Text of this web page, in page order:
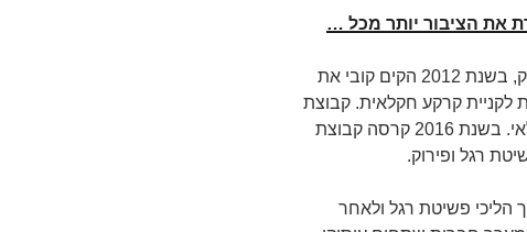
את הציבור יותר מכל …
על פי כתב האישום, שהוגש על ידי עו"ד אלעד ברק, בשנת 2012 הקים קובי את
לקניית קרקע חקלאית. קבוצת
"אדמה" הציעה לקהל הרחב השקעה בנדל"ן חקלאי. בשנת 2016 קרסה קבוצת
רגל ופירוק.
תוך הליכי פשיטת רגל ולאחר